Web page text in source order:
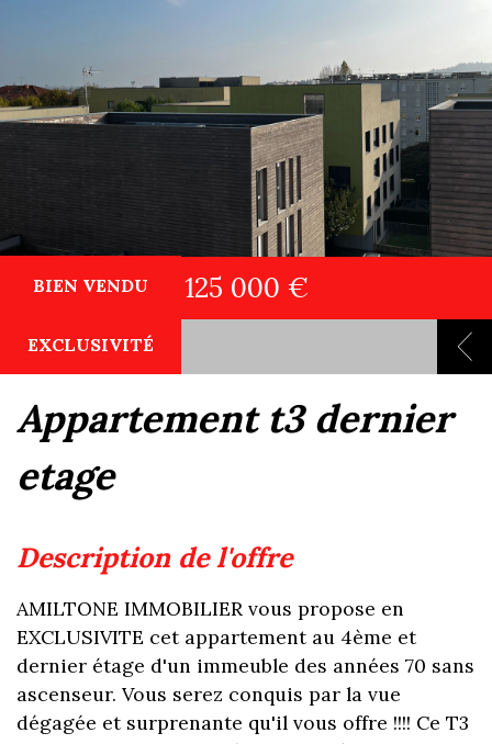
BIEN VENDU
EXCLUSIVITÉ
125 000 €
appartement t3 dernier
etage
description de l'offre
AMILTONE IMMOBILIER vous propose en
EXCLUSIVITE cet appartement au 4ème et
dernier étage d'un immeuble des années 70 sans
ascenseur. Vous serez conquis par la vue
dégagée et surprenante qu'il vous offre !!!! Ce T3